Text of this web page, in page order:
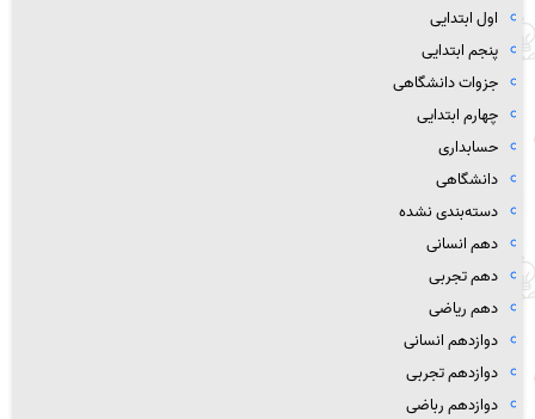
اول ابتدایی
پنجم ابتدایی
جزوات دانشگاهی
چهارم ابتدایی
حسابداری
دانشگاهی
دسته‌بندی نشده
دهم انسانی
دهم تجربی
دهم ریاضی
دوازدهم انسانی
دوازدهم تجربی
دوازدهم رباضی